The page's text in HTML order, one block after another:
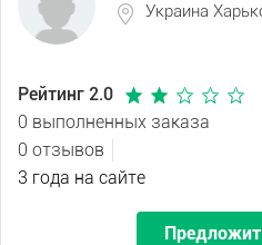
Украина
Рейтинг 2.0
0 выполненных заказа
0 отзывов
3 года на сайте